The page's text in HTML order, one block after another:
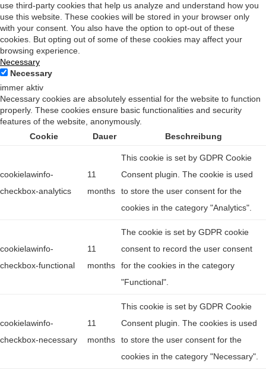
use third-party cookies that help us analyze and understand how you
use this website. These cookies will be stored in your browser only
with your consent. You also have the option to opt-out of these
cookies. But opting out of some of these cookies may affect your
browsing experience.
Necessary
Necessary
immer aktiv
Necessary cookies are absolutely essential for the website to function
properly. These cookies ensure basic functionalities and security
features of the website, anonymously.
Cookie
Dauer Beschreibung
cookielawinfo-
checkbox-analytics
11
months
This cookie is set by GDPR Cookie
Consent plugin. The cookie is used
to store the user consent for the
cookies in the category "Analytics".
cookielawinfo-
checkbox-functional
11
months
The cookie is set by GDPR cookie
consent to record the user consent
for the cookies in the category
"Functional".
cookielawinfo-
checkbox-necessary
11
months
This cookie is set by GDPR Cookie
Consent plugin. The cookies is used
to store the user consent for the
cookies in the category "Necessary".